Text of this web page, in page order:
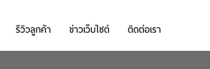
รีวิวลูกค้า ข่าวเว็บไซต์ ติดต่อเรา